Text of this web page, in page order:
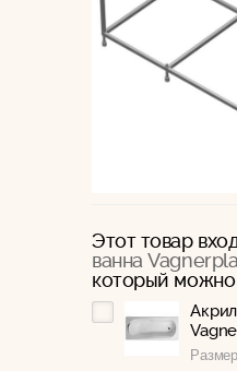
Этот товар
ванна
который можно